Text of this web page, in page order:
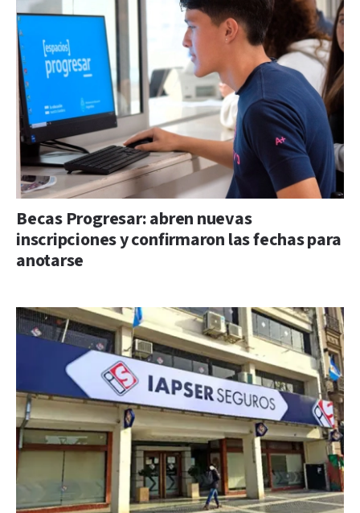
Becas Progresar: abren nuevas
inscripciones y confirmaron las fechas para
anotarse